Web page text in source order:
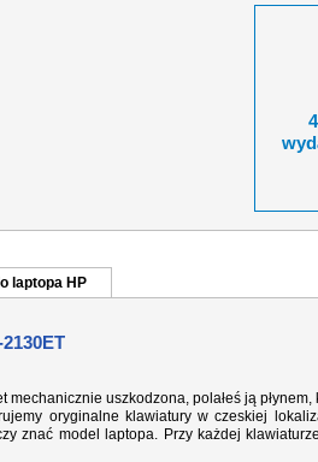
laptopa HP
uszkodzona, polałeś ją
oryginalne klawiatury w czeskiej
znać model laptopa. Przy każdej